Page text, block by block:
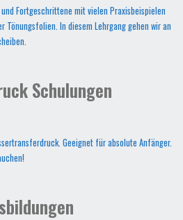
Fortgeschrittene mit vielen Praxisbeispielen
Tönungsfolien. In diesem Lehrgang gehen wir an
Schulungen
Geeignet für absolute Anfänger.